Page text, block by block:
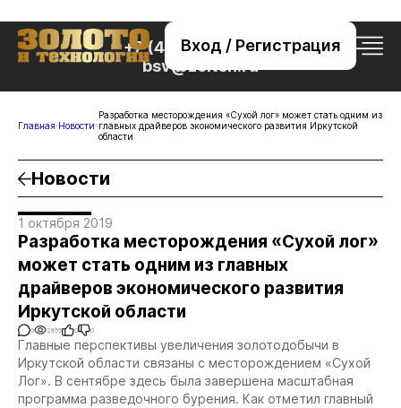
Вход / Регистрация
+7 (495) 221-76-32
bsv@zolteh.ru
Главная Новости
Разработка месторождения «Сухой лог» может стать одним из
главных драйверов экономического развития Иркутской
области
Новости
1 октября 2019
Разработка месторождения «Сухой лог»
может стать одним из главных
драйверов экономического развития
Иркутской области
0 2855 0 0
Главные перспективы увеличения золотодобычи в
Иркутской области связаны с месторождением «Сухой
Лог». В сентябре здесь была завершена масштабная
программа разведочного бурения. Как отметил главный